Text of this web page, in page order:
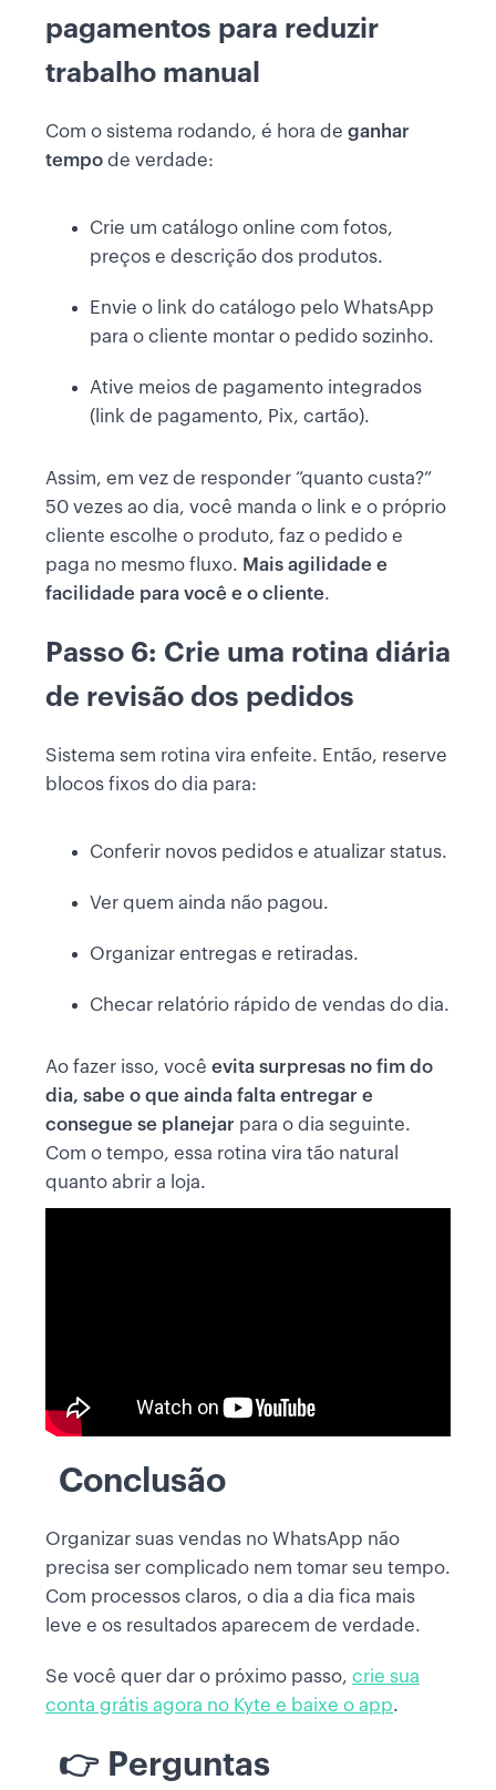
pagamentos para reduzir
trabalho manual
Com o sistema rodando, é hora de ganhar
tempo de verdade:
Crie um catálogo online com fotos,
preços e descrição dos produtos.
Envie o link do catálogo pelo WhatsApp
para o cliente montar o pedido sozinho.
Ative meios de pagamento integrados
(link de pagamento, Pix, cartão).
Assim, em vez de responder “quanto custa?”
50 vezes ao dia, você manda o link e o próprio
cliente escolhe o produto, faz o pedido e
paga no mesmo fluxo. Mais agilidade e
facilidade para você e o cliente.
Passo 6: Crie uma rotina diária
de revisão dos pedidos
Sistema sem rotina vira enfeite. Então, reserve
blocos fixos do dia para:
Conferir novos pedidos e atualizar status.
Ver quem ainda não pagou.
Organizar entregas e retiradas.
Checar relatório rápido de vendas do dia.
Ao fazer isso, você evita surpresas no fim do
dia, sabe o que ainda falta entregar e
consegue se planejar para o dia seguinte.
Com o tempo, essa rotina vira tão natural
quanto abrir a loja.
Conclusão
Organizar suas vendas no WhatsApp não
precisa ser complicado nem tomar seu tempo.
Com processos claros, o dia a dia fica mais
leve e os resultados aparecem de verdade.
Se você quer dar o próximo passo, crie sua
conta grátis agora no Kyte e baixe o app.
👉 Perguntas